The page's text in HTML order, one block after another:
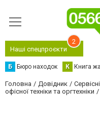
Наші спецпроєкти
2
Б Бюро находок К Книга
Головна Довідник
офісної техніки та оргтехніки